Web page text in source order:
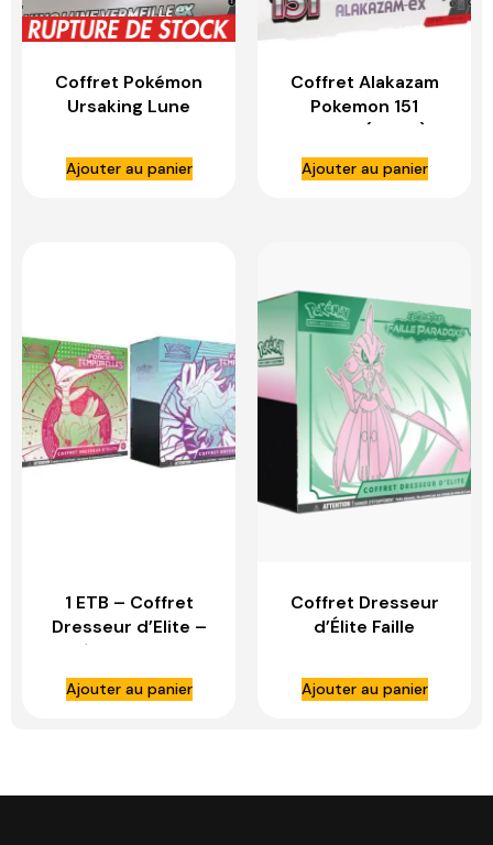
Coffret Pokémon
Ursaking Lune
(Français) –
ASMODEE
Ajouter au panier
Coffret Alakazam
Pokemon 151
Français (EV3.5) –
ASMODEE
Ajouter au panier
1 ETB – Coffret
Dresseur d’Elite –
Pokémon – EV05 –
Forces temporelles
– FR
Ajouter au panier
Coffret Dresseur
d’Élite Faille
De-Fer – ETB EV04
Ajouter au panier